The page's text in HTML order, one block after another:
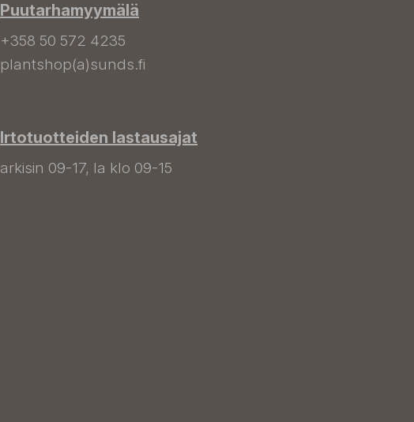
Puutarhamyymälä
+358 50 572 4235
plantshop(a)sunds.fi
Irtotuotteiden lastausajat
arkisin 09-17, la klo 09-15